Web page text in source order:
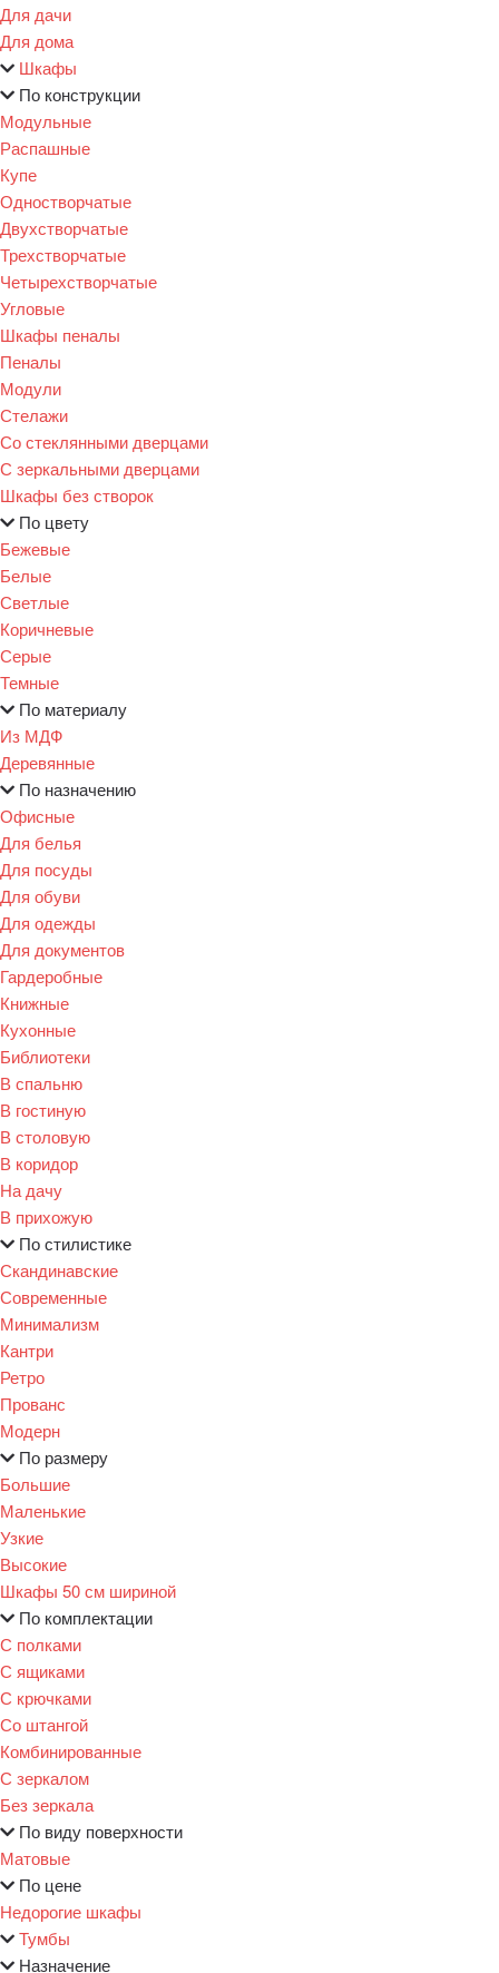
Для дачи
Для дома
Шкафы
По конструкции
Модульные
Распашные
Купе
Одностворчатые
Двухстворчатые
Трехстворчатые
Четырехстворчатые
Угловые
Шкафы пеналы
Пеналы
Модули
Стелажи
Со стеклянными дверцами
С зеркальными дверцами
Шкафы без створок
По цвету
Бежевые
Белые
Светлые
Коричневые
Серые
Темные
По материалу
Из МДФ
Деревянные
По назначению
Офисные
Для белья
Для посуды
Для обуви
Для одежды
Для документов
Гардеробные
Книжные
Кухонные
Библиотеки
В спальню
В гостиную
В столовую
В коридор
На дачу
В прихожую
По стилистике
Скандинавские
Современные
Минимализм
Кантри
Ретро
Прованс
Модерн
По размеру
Большие
Маленькие
Узкие
Высокие
Шкафы 50 см шириной
По комплектации
С полками
С ящиками
С крючками
Со штангой
Комбинированные
С зеркалом
Без зеркала
По виду поверхности
Матовые
По цене
Недорогие шкафы
Тумбы
Назначение